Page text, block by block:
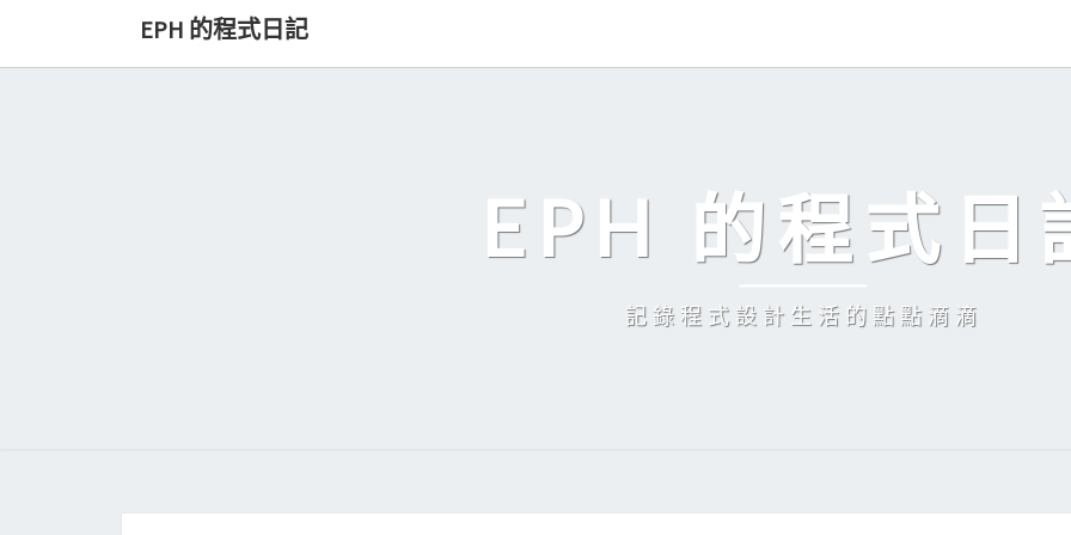
EPH 的程式日記
EPH 的程式日
記錄程式設計生活的點點滴滴